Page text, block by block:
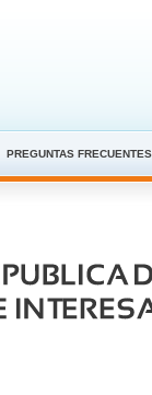
PREGUNTAS FRECUENTES